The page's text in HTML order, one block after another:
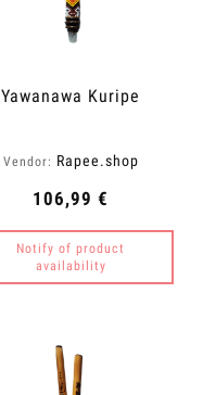
Yawanawa Kuripe
Vendor: Rapee.shop
106,99 €
Notify of product
availability